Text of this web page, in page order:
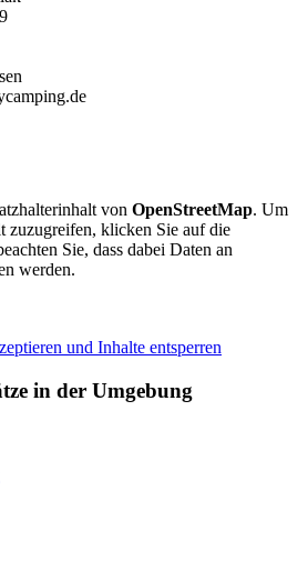
von OpenStreetMap. Um
zuzugreifen, klicken Sie auf die
Sie, dass dabei Daten an
werden.
und Inhalte entsperren
in der Umgebung